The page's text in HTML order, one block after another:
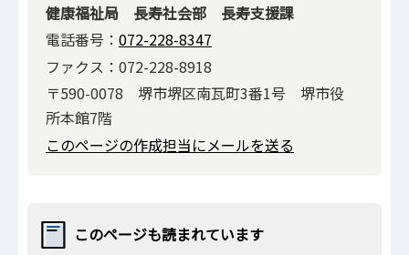
健康福祉局 長寿社会部 長寿支援課
電話番号： 072-228-8347
ファクス：072-228-8918
〒590-0078 堺市堺区南瓦町3番1号 堺市役
所本館7階
このページの作成担当にメールを送る
このページも読まれています